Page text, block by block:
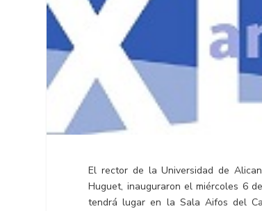
El rector de la Universidad de
Huguet, inauguraron el miércoles 6
tendrá lugar en la Sala Aifos del